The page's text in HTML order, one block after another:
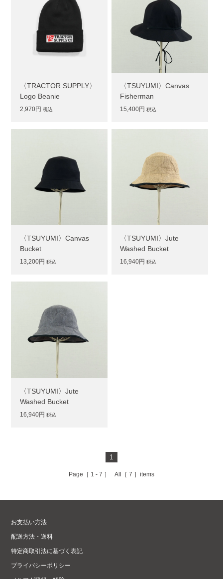
〈TRACTOR SUPPLY〉
Logo Beanie
2,970円 税込
〈TSUYUMI〉Canvas
Fisherman
15,400円 税込
〈TSUYUMI〉Canvas
Bucket
13,200円 税込
〈TSUYUMI〉Jute
Washed Bucket
16,940円 税込
〈TSUYUMI〉Jute
Washed Bucket
16,940円 税込
1
Page［ 1 - 7 ］ All［ 7 ］items
お支払い方法
配送方法・送料
特定商取引法に基づく表記
プライバシーポリシー